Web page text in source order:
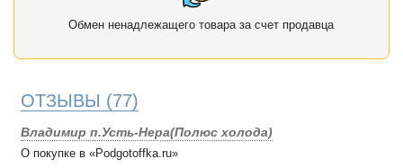
Обмен ненадлежащего товара за счет продавца
ОТЗЫВЫ (77)
Владимир п.Усть-Нера(Полюс холода)
О покупке в «Podgotoffka.ru»